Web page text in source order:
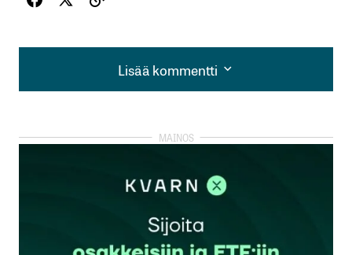
Lisää kommentti
Lisää kommentti
kirjautua
rekisteröityä